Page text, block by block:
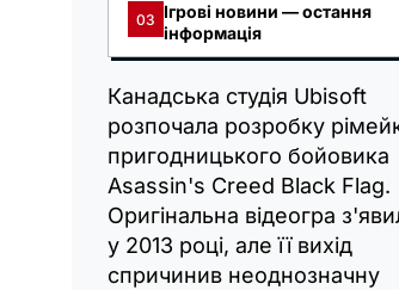
03 Ігрові новини — остання
інформація
Канадська студія Ubisoft
розпочала розробку
пригодницького бойовика
Asassin's Creed Black Flag.
Оригінальна відеогра
у 2013 році, але її вихід
спричинив неоднозначну